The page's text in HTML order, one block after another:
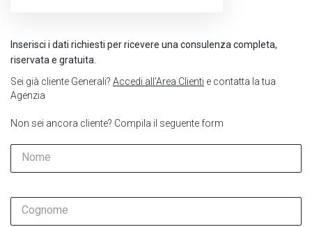
Inserisci i dati richiesti per ricevere una consulenza completa,
riservata e gratuita.
Sei già cliente Generali? Accedi all’Area Clienti e contatta la tua
Agenzia
Non sei ancora cliente? Compila il seguente form
Nome
Cognome